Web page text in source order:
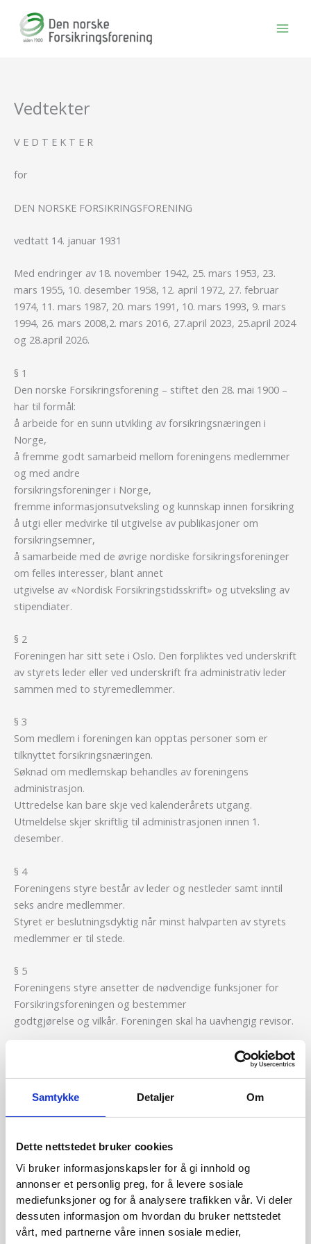
Samtykke Detaljer Om
Dette nettstedet bruker cookies
Vi bruker informasjonskapsler for å gi innhold og
annonser et personlig preg, for å levere sosiale
mediefunksjoner og for å analysere trafikken vår. Vi deler
dessuten informasjon om hvordan du bruker nettstedet
vårt, med partnerne våre innen sosiale medier,
Vedtekter
V E D T E K T E R
for
DEN NORSKE FORSIKRINGSFORENING
vedtatt 14. januar 1931
Med endringer av 18. november 1942, 25. mars 1953, 23.
mars 1955, 10. desember 1958, 12. april 1972, 27. februar
1974, 11. mars 1987, 20. mars 1991, 10. mars 1993, 9. mars
1994, 26. mars 2008,2. mars 2016, 27.april 2023, 25.april 2024
og 28.april 2026.
§ 1
Den norske Forsikringsforening – stiftet den 28. mai 1900 –
har til formål:
å arbeide for en sunn utvikling av forsikringsnæringen i
Norge,
å fremme godt samarbeid mellom foreningens medlemmer
og med andre
forsikringsforeninger i Norge,
fremme informasjonsutveksling og kunnskap innen forsikring
å utgi eller medvirke til utgivelse av publikasjoner om
forsikringsemner,
å samarbeide med de øvrige nordiske forsikringsforeninger
om felles interesser, blant annet
utgivelse av «Nordisk Forsikringstidsskrift» og utveksling av
stipendiater.
§ 2
Foreningen har sitt sete i Oslo. Den forpliktes ved underskrift
av styrets leder eller ved underskrift fra administrativ leder
sammen med to styremedlemmer.
§ 3
Som medlem i foreningen kan opptas personer som er
tilknyttet forsikringsnæringen.
Søknad om medlemskap behandles av foreningens
administrasjon.
Uttredelse kan bare skje ved kalenderårets utgang.
Utmeldelse skjer skriftlig til administrasjonen innen 1.
desember.
§ 4
Foreningens styre består av leder og nestleder samt inntil
seks andre medlemmer.
Styret er beslutningsdyktig når minst halvparten av styrets
medlemmer er til stede.
§ 5
Foreningens styre ansetter de nødvendige funksjoner for
Forsikringsforeningen og bestemmer
godtgjørelse og vilkår. Foreningen skal ha uavhengig revisor.
a. årsberetning og regnskap for Forsikringsforeningen.
b. valg av styremedlemmer og revisor.
Lederen og nestlederen velges ved særskilt valg. De velges
for ett år av gangen og kan gjenvelges.
Styrets medlemmer har en funksjonstid på to år og kan
gjenvelges.
Valg foretas ved håndsopprekning blant de fremmøtte, så
lenge ikke krav om skriftlig avstemming